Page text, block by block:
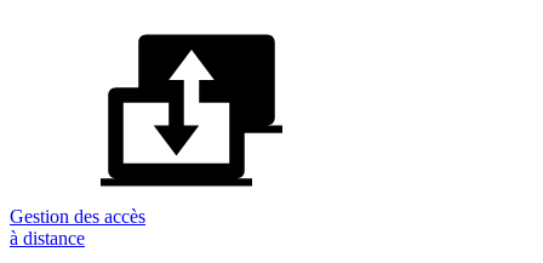
Gestion des accès
à distance